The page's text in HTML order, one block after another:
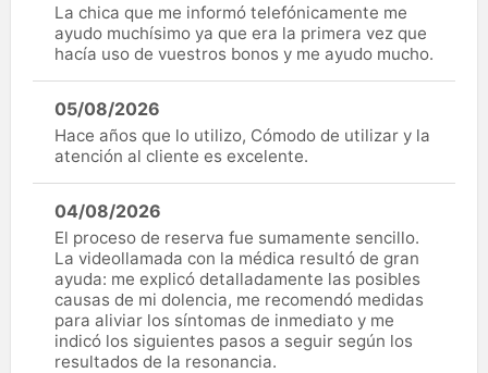
La chica que me informó telefónicamente me
ayudo muchísimo ya que era la primera vez que
hacía uso de vuestros bonos y me ayudo mucho.
05/08/2026
Hace años que lo utilizo, Cómodo de utilizar y la
atención al cliente es excelente.
04/08/2026
El proceso de reserva fue sumamente sencillo.
La videollamada con la médica resultó de gran
ayuda: me explicó detalladamente las posibles
causas de mi dolencia, me recomendó medidas
para aliviar los síntomas de inmediato y me
indicó los siguientes pasos a seguir según los
resultados de la resonancia.